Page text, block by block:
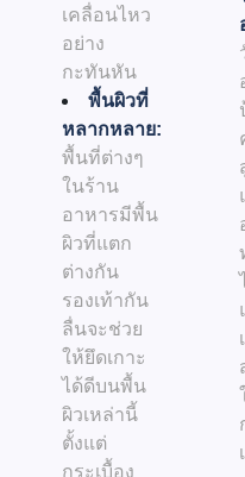
เคลื่อนไหว
อย่าง
กะทันหัน
พื้นผิวที่
หลากหลาย:
พื้นที่ต่างๆ
ในร้าน
อาหารมีพื้น
ผิวที่แตก
ต่างกัน
รองเท้ากัน
ลื่นจะช่วย
ให้ยึดเกาะ
ได้ดีบนพื้น
ผิวเหล่านี้
ตั้งแต่
กระเบื้อง